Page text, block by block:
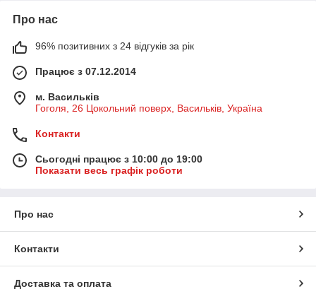
Про нас
96% позитивних з 24 відгуків за рік
Працює з 07.12.2014
м. Васильків
Гоголя, 26 Цокольний поверх, Васильків, Україна
Контакти
Сьогодні працює з 10:00 до 19:00
Показати весь графік роботи
Про нас
Контакти
Доставка та оплата